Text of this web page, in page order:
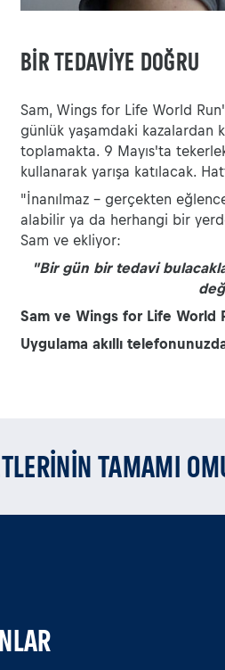
BIR TEDAVIYE DOĞRU
Sam, Wings for Life World
günlük yaşamdaki kazalardan
toplamakta. 9 Mayıs'ta
kullanarak yarışa katılacak.
"İnanılmaz - gerçekten
alabilir ya da herhangi bir
Sam ve ekliyor:
"Bir gün bir tedavi
Sam ve Wings for Life World
Uygulama akıllı
TAMAMI